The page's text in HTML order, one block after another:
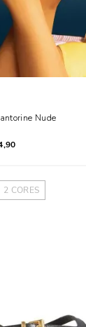
Nude
2 CORES